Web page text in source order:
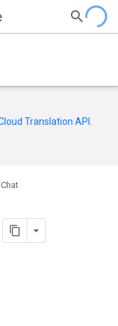
Translation API